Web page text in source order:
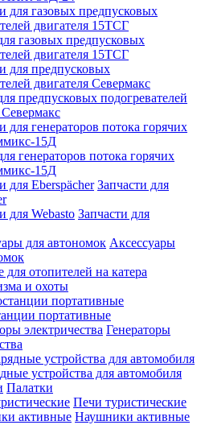
газовых предпусковых
двигателя 15ТСГ
предпусковых подогревателей
Севермакс
генераторов потока горячих
15Д
Запчасти для
Запчасти для
Аксессуары
отопителей на катера
и охоты
портативные
Генераторы
устройства для автомобиля
Палатки
Печи туристические
Наушники активные